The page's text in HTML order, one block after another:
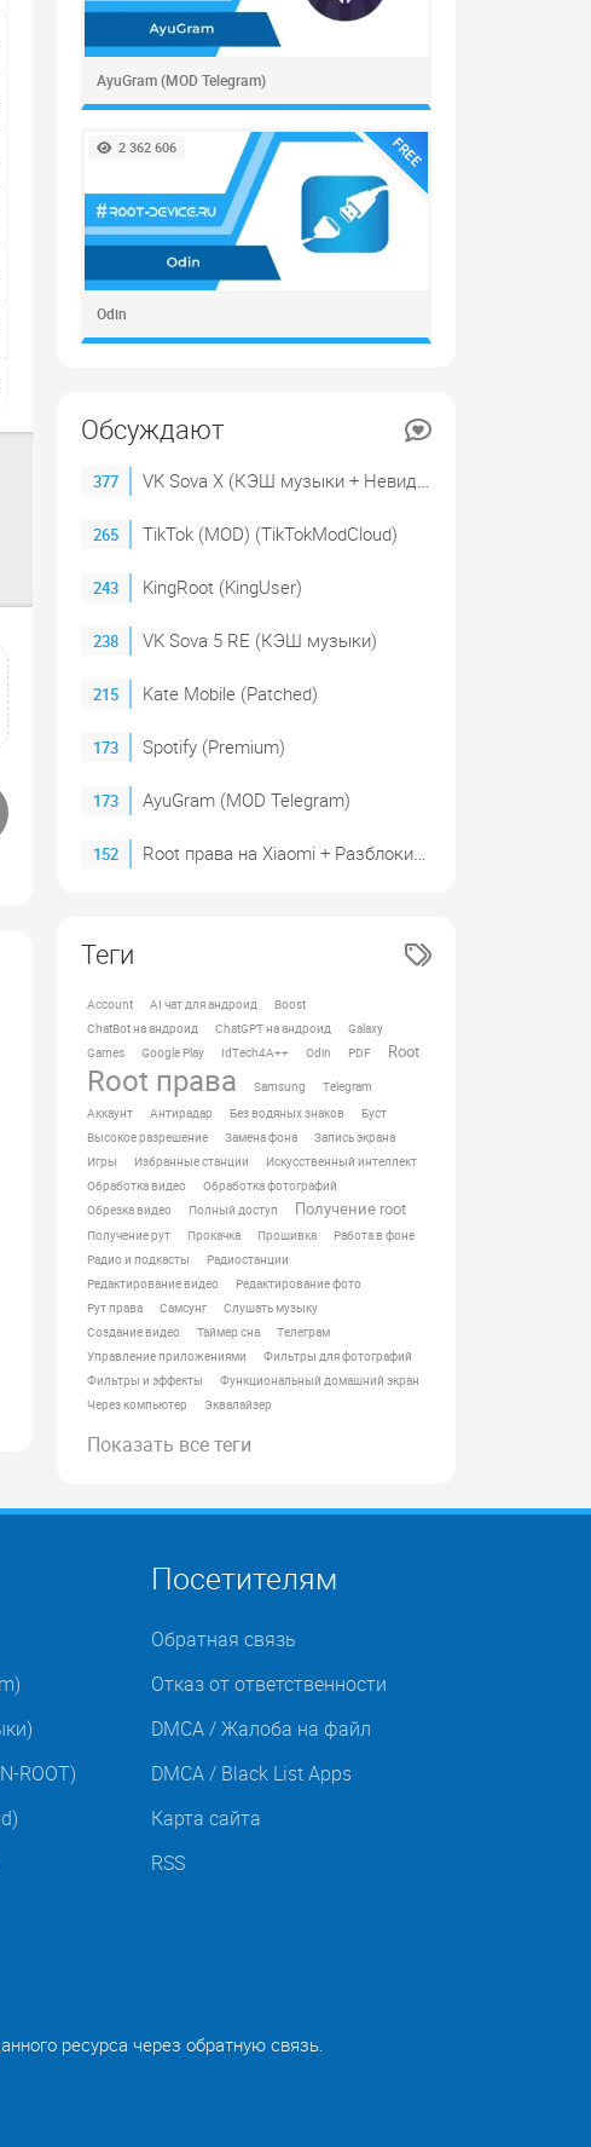
AyuGram (MOD Telegram)
FREE
2 362 606
Odin
Обсуждают
377 VK Sova X (КЭШ музыки + Невидимка)
265 TikTok (MOD) (TikTokModCloud)
243 KingRoot (KingUser)
238 VK Sova 5 RE (КЭШ музыки)
215 Kate Mobile (Patched)
173 Spotify (Premium)
173 AyuGram (MOD Telegram)
152 Root права на Xiaomi + Разблокировка загрузчика (2023)
Теги
Account AI чат для андроид
Boost
ChatBot на андроид
ChatGPT на андроид
Galaxy
Games
Google Play IdTech4A++ Odin PDF Root
Root права Samsung
Telegram
Аккаунт
Антирадар Без водяных знаков
Буст
Высокое разрешение
Замена фона
Запись экрана
Игры
Избранные станции
Искусственный интеллект
Обработка видео
Обработка фотографий
Обрезка видео
Полный доступ Получение root
Получение рут Прокачка Прошивка
Работа в фоне
Радио и подкасты
Радиостанции
Редактирование видео
Редактирование фото
Рут права
Самсунг
Слушать музыку
Создание видео
Таймер сна
Телеграм
Управление приложениями
Фильтры для фотографий
Фильтры и эффекты
Функциональный домашний экран
Через компьютер
Эквалайзер
Показать все теги
ROOT)
Посетителям
Обратная связь
Отказ от ответственности
DMCA / Жалоба на файл
DMCA / Black List Apps
Карта сайта
RSS
ресурса через обратную связь.